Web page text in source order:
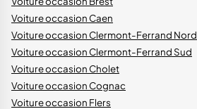
Voiture occasion Caen
Voiture occasion Clermont-Ferrand Nord
Voiture occasion Clermont-Ferrand Sud
Voiture occasion Cholet
Voiture occasion Cognac
Voiture occasion Flers